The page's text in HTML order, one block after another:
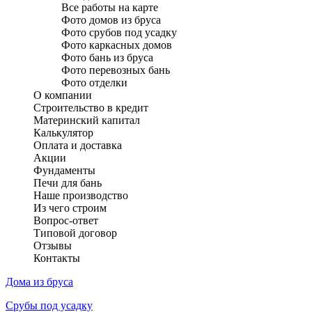
Все работы на карте
Фото домов из бруса
Фото срубов под усадку
Фото каркасных домов
Фото бань из бруса
Фото перевозных бань
Фото отделки
О компании
Строительство в кредит
Материнский капитал
Калькулятор
Оплата и доставка
Акции
Фундаменты
Печи для бань
Наше производство
Из чего строим
Вопрос-ответ
Типовой договор
Отзывы
Контакты
Дома из бруса
Срубы под усадку